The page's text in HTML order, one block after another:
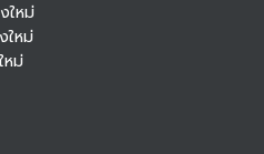
ใหม่
ใหม่
หม่